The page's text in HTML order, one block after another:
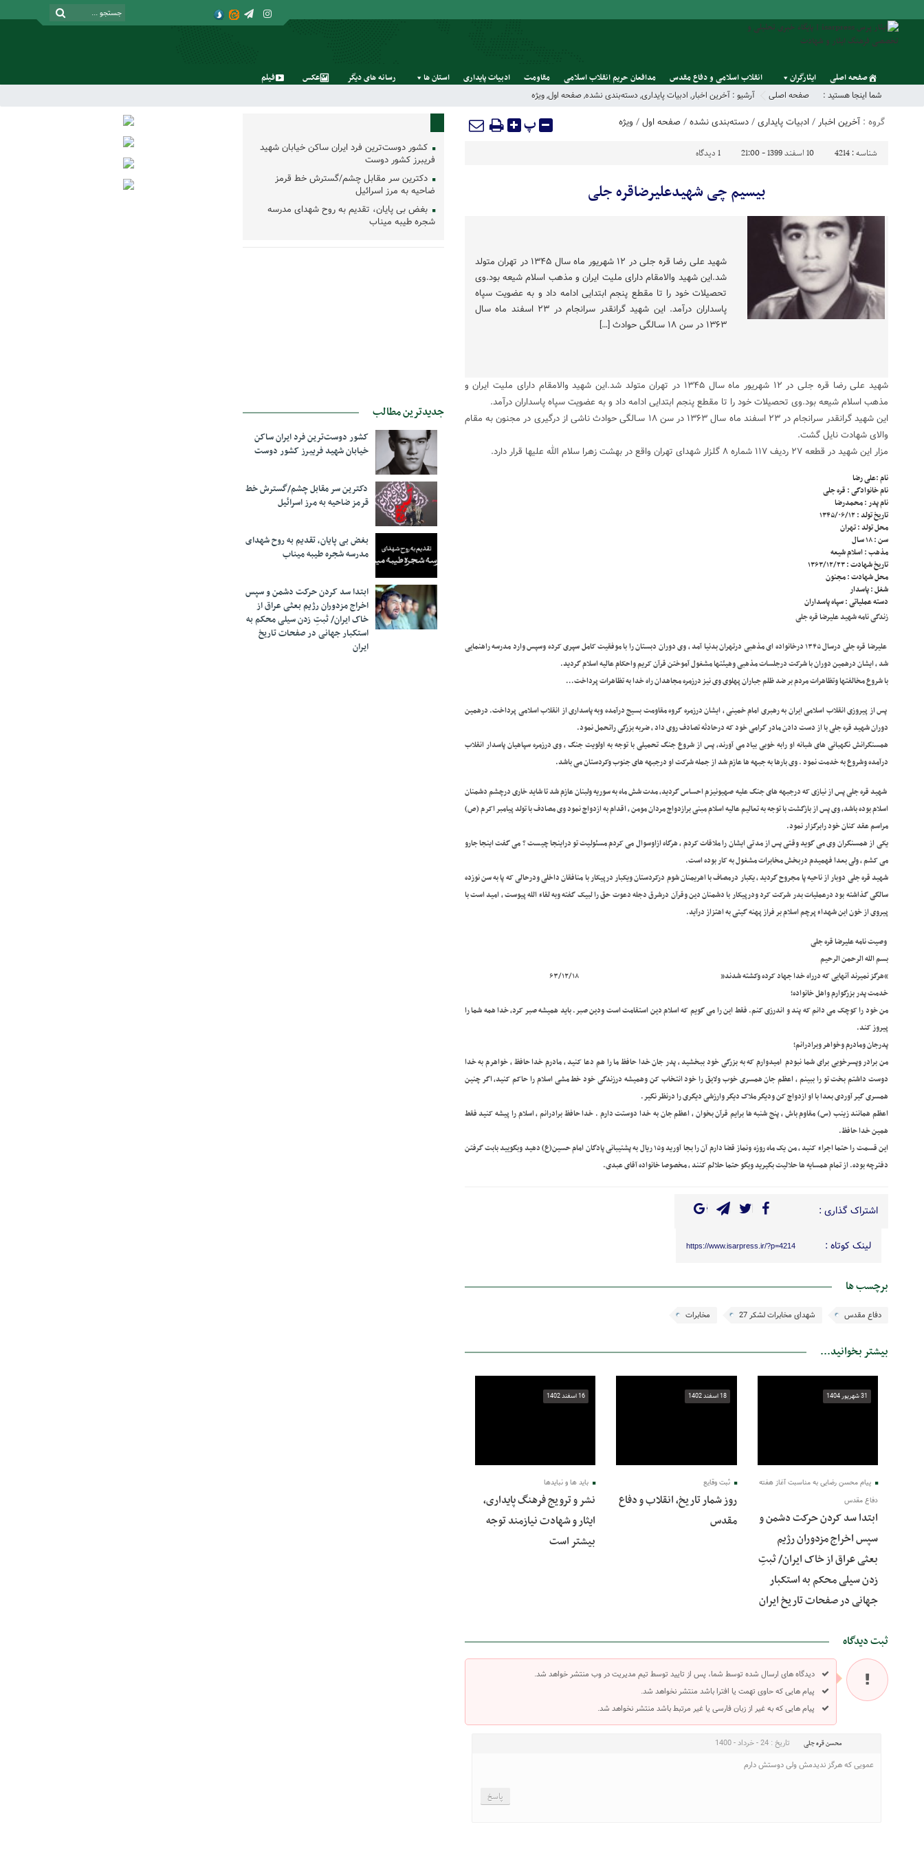
صفحه اصلی ایثارگران انقلاب اسلامی و دفاع مقدس مدافعان حریم انقلاب اسلامی مقاومت ادبیات پایداری استان‌ ها رسانه‌ های‌ دیگر عکس فیلم
شما اینجا هستید : صفحه اصلی آرشیو : آخرین اخبار, ادبیات پایداری,دسته‌بندی نشده,صفحه اول,ویژه
گروه : آخرین اخبار /ادبیات پایداری/دسته‌بندی نشده/ صفحه اول/ ویژه پ
شناسه : 4214 10 اسفند 1399 - 21:00 1 دیدگاه
بیسیم چی شهیدعلیرضاقره جلی
شهید علی رضا قره جلی در ١٢ شهریور ماه سال ١٣۴۵ در تهران متولد
شد.این شهید والامقام دارای ملیت ایران و مذهب اسلام شیعه بود.وی
تحصیلات خود را تا مقطع پنجم ابتدایی ادامه داد و به عضویت سپاه
پاسداران درآمد. این شهید گرانقدر سرانجام در ٢٣ اسفند ماه سال
١٣۶٣ در سن ١٨ سـالگی حوادث […]
شهید علی رضا قره جلی در ١٢ شهریور ماه سال ١٣۴۵ در تهران متولد شد.این شهید والامقام دارای ملیت ایران و
مذهب اسلام شیعه بود.وی تحصیلات خود را تا مقطع پنجم ابتدایی ادامه داد و به عضویت سپاه پاسداران درآمد.
این شهید گرانقدر سرانجام در ٢٣ اسفند ماه سال ١٣۶٣ در سن ١٨ سـالگی حوادث ناشی از درگیری در مجنون به مقام
والای شهادت نایل گشت.
مزار این شهید در قطعه ٢٧ ردیف ١١٧ شماره ٨ گلزار شهدای تهران واقع در بهشت زهرا سلام الله علیها قرار دارد.
نام :علی رضا
نام خانوادگی : قره جلی
نام پدر :محمدرضا
تاریخ تولد :١٣۴۵/۰۶/١٢
محل تولد :تهران
سن :١٨ سـال
مذهب :اسلام شیعه
تاریخ شهادت :١٣۶٣/١٢/٢٣
محل شهادت :مجنون
شغل :پاسدار
دسته عملیاتی :سپاه پاسداران
زندگی نامه شهید علیرضا قره جلی
علیرضا قره جلی درسال ۱۳۴۵ درخانواده ای مذهبی درتهران بدنیا آمد , وی دوران دبستان را با موفقیت کامل سپری کرده وسپس وارد مدرسه راهنمایی
شد , ایشان درهمین دوران با شرکت درجلسات مذهبی وهیئتها مشغول آموختن قرآن کریم واحکام عالیه اسلام گردید.
با شروع مخالفتها وتظاهرات مردم بر ضد ظلم جباران پهلوی وی نیز درزمره مجاهدان راه خدا به تظاهرات پرداخت…
پس از پیروزی انقلاب اسلامی ایران به رهبری امام خمینی , ایشان درزمره گروه مقاومت بسیج درآمده وبه پاسداری از انقلاب اسلامی پرداخت. درهمین
دوران شهید قره جلی با از دست دادن مادر گرامی خود که درحادثه تصادف روی داد , ضربه بزرگی راتحمل نمود.
همسنگرانش نگهبانی های شبانه او رابه خوبی بیاد می آورند, پس از شروع جنگ تحمیلی با توجه به اولویت جنگ , وی درزمره سپاهیان پاسدار انقلاب
درآمده وشروع به خدمت نمود . وی بارها به جبهه ها عازم شد از جمله شرکت او درجبهه های جنوب وکردستان می باشد.
شهید قره جلی پس از نیازی که درجبهه های جنگ علیه صهیونیزم احساس گردید, مدت شش ماه به سوریه ولبنان عازم شد تا شاید خاری درچشم دشمنان
اسلام بوده باشد, وی پس از بازگشت با توجه به تعالیم عالیه اسلام مبنی برازدواج مردان مومن , اقدام به ازدواج نمود وی مصادف با تولد پیامبر اکرم (ص)
مراسم عقد کنان خود رابرگزار نمود.
یکی از همسنگران وی می گوید وقتی پس از مدتی ایشان را ملاقات کردم , هرگاه ازاوسوال می کردم مسئولیت تو دراینجا چیست ؟ می گفت اینجا جارو
می کشم , ولی بعدا فهمیدم دربخش مخابرات مشغول به کار بوده است.
شهید قره جلی دوبار از ناحیه پا مجروح گردید , یکبار درمصاف با اهریمنان شوم درکردستان ویکبار درپیکار با منافقان داخلی ودرحالی که پا به سن نوزده
سالگی گذاشته بود درعملیات بدر شرکت کرد ودرپیکار با دشمنان دین وقرآن درشرق دجله دعوت حق را لبیک گفته وبه لقاء الله پیوست , امید است با
پیروی از خون این شهداء پرچم اسلام بر فراز پهنه گیتی به اهتزاز درآید.
وصیت نامه علیرضا قره جلی
بسم الله الرحمن الرحیم
“هرگز نمیرند آنهایی که درراه خدا جهاد کرده وکشته شدند” ۶۳/۱۲/۱۸
خدمت پدر بزرگوارم واهل خانواده؛
من خود را کوچک می دانم که پند و اندرزی کنم. فقط این را می گویم که اسلام دین استقامت است ودین صبر. باید همیشه صبر کرد, خدا همه شما را
پیروز کند.
پدرجان ومادرم وخواهر وبرادرانم؛
من برادر وپسرخوبی برای شما نبودم امیدوارم که به بزرگی خود ببخشید , پدر جان خدا حافظ ما را هم دعا کنید , مادرم خدا حافظ , خواهرم به خدا
دوست داشتم بخت تو را ببینم , اعظم جان همسری خوب ولایق را خود انتخاب کن وهمیشه درزندگی خود خط مشی اسلام را حاکم کنید, اگر چنین
همسری گیر آوردی بعدا با او ازدواج کن ودیگر ملاک دیگر وارزشی دیگری را درنظر نگیر.
اعظم همانند زینب (س) مقاوم باش , پنج شنبه ها برایم قرآن بخوان , اعظم جان به خدا دوستت دارم . خدا حافظ برادرانم , اسلام را پیشه کنید فقط
همین خدا حافظ.
این قسمت را حتما اجراء کنید , من یک ماه روزه ونماز قضا دارم آن را بجا آورید و۱۵ ریال به پشتیبانی پادگان امام حسین(ع) دهید وبگویید بابت گرفتن
دفترچه بوده. از تمام همسایه ها حلالیت بگیرید وبگو حتما حلالم کنند , مخصوصا خانواده آقای عبدی.
اشتراک گذاری :
لینک کوتاه : https://www.isarpress.ir/?p=4214
برچسب ها
دفاع مقدس شهدای مخابرات لشکر 27 مخابرات
بیشتر بخوانید...
31 شهریور 1404
پیام محسن رضایی به مناسبت آغاز هفته
دفاع مقدس
ابتدا سد کردن حرکت دشمن و
سپس اخراج مزدوران رژیم
بعثی عراق از خاک ایران/ ثبتِ
زدن سیلی محکم به استکبار
جهانی در صفحات تاریخ ایران
18 اسفند 1402
ثبت وقایع
روز شمار تاریخ، انقلاب و دفاع
مقدس
16 اسفند 1402
باید ها و نبایدها
نشر و ترویج فرهنگ پایداری،
ایثار و شهادت نیازمند توجه
بیشتر است
ثبت دیدگاه
دیدگاه های ارسال شده توسط شما، پس از تایید توسط تیم مدیریت در وب منتشر خواهد شد.
پیام هایی که حاوی تهمت یا افترا باشد منتشر نخواهد شد.
پیام هایی که به غیر از زبان فارسی یا غیر مرتبط باشد منتشر نخواهد شد.
محسن قره جلی
تاریخ : 24 - خرداد - 1400
عمویی که هرگز ندیدمش ولی دوستش دارم
پاسخ
کشور دوست‌ترین فرد ایران ساکن خیابان شهید
فریبرز کشور دوست
دکترین سر مقابل چشم/گسترش خط قرمز
ضاحیه به مرز اسرائیل
بغض بی پایان، تقدیم به روح شهدای مدرسه
شجره طیبه میناب
جدیدترین مطالب
کشور دوست‌ترین فرد ایران ساکن
خیابان شهید فریبرز کشور دوست
دکترین سر مقابل چشم/گسترش خط
قرمز ضاحیه به مرز اسرائیل
بغض بی پایان، تقدیم به روح شهدای
مدرسه شجره طیبه میناب
ابتدا سد کردن حرکت دشمن و سپس
اخراج مزدوران رژیم بعثی عراق از
خاک ایران/ ثبتِ زدن سیلی محکم به
استکبار جهانی در صفحات تاریخ
ایران